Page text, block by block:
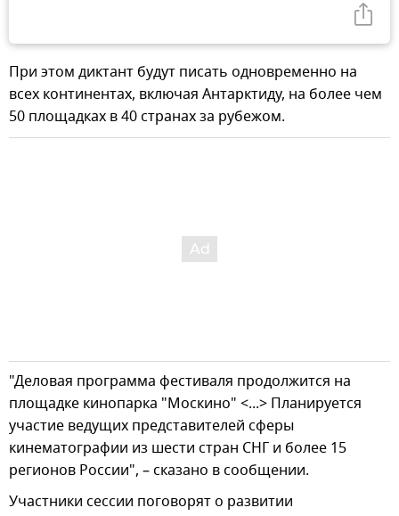
При этом диктант будут писать одновременно на
всех континентах, включая Антарктиду, на более чем
50 площадках в 40 странах за рубежом.
"Деловая программа фестиваля продолжится на
площадке кинопарка "Москино" <...> Планируется
участие ведущих представителей сферы
кинематографии из шести стран СНГ и более 15
регионов России", – сказано в сообщении.
Участники сессии поговорят о развитии